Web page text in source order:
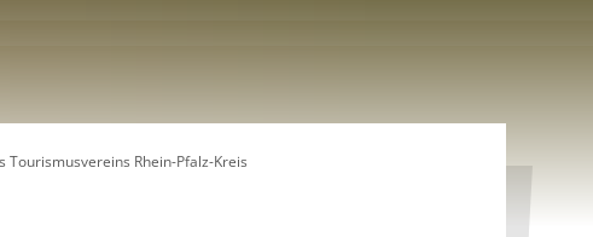
Tourismusvereins Rhein-Pfalz-Kreis